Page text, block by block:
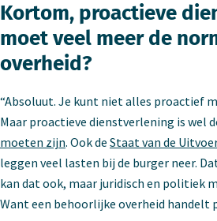
Kortom, proactieve
moet veel meer de
overheid?
“Absoluut. Je kunt niet alles proactief
Maar proactieve dienstverlening is wel
moeten zijn. Ook de Staat van de
leggen veel lasten bij de burger neer.
kan dat ook, maar juridisch en politiek
Want een behoorlijke overheid handelt